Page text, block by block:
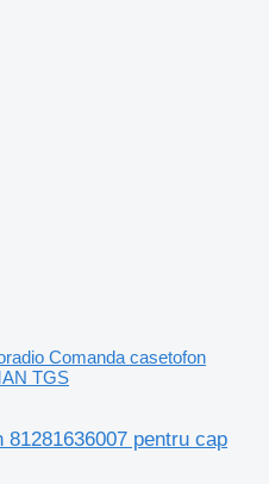
Comanda casetofon
TGS
pentru cap